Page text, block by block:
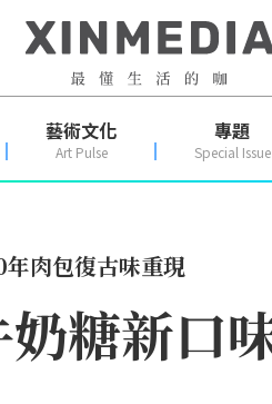
藝術文化
Art Pulse
專題
Special Issue
肉包復古味重現
糖新口